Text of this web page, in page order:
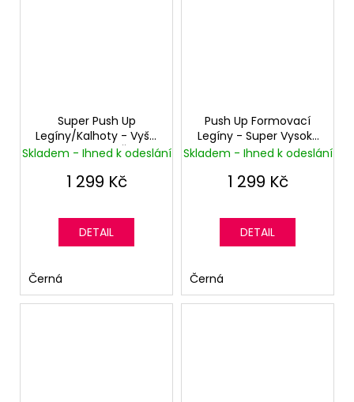
Super Push Up
Legíny/Kalhoty - Vyšší
pas - Skinny - Černé
Skladem - Ihned k odeslání
1 299 Kč
DETAIL
Černá
Push Up Formovací
Legíny - Super Vysoký
pas - Superskinny -
Skladem - Ihned k odeslání
1 299 Kč
DETAIL
Černá